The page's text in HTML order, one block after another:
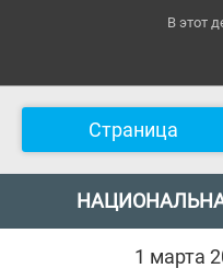
В этот
Страница
1 марта